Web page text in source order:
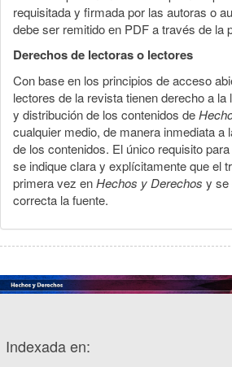
requisitada y firmada por las autoras o
debe ser remitido en PDF a través de la
Derechos de lectoras o lectores
Con base en los principios de acceso
lectores de la revista tienen derecho a
y distribución de los contenidos de
cualquier medio, de manera inmediata a
de los contenidos. El único requisito
se indique clara y explícitamente que el
primera vez enHechos y Derechos y se
correcta la fuente.
Indexada en: